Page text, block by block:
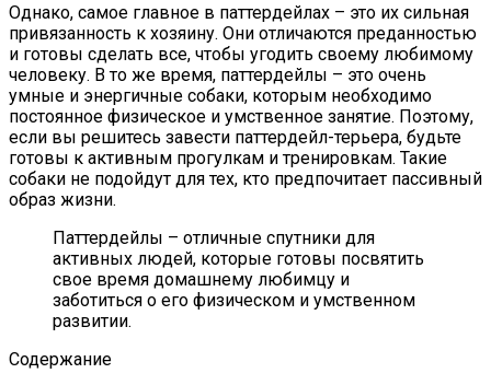
Однако, самое главное в паттердейлах – это их сильная
привязанность к хозяину. Они отличаются преданностью
и готовы сделать все, чтобы угодить своему любимому
человеку. В то же время, паттердейлы – это очень
умные и энергичные собаки, которым необходимо
постоянное физическое и умственное занятие. Поэтому,
если вы решитесь завести паттердейл-терьера, будьте
готовы к активным прогулкам и тренировкам. Такие
собаки не подойдут для тех, кто предпочитает пассивный
образ жизни.
Паттердейлы – отличные спутники для
активных людей, которые готовы посвятить
свое время домашнему любимцу и
заботиться о его физическом и умственном
развитии.
Содержание